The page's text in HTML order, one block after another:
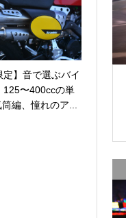
定】音で選ぶバイ
125〜400ccの単
編、憧れのア...